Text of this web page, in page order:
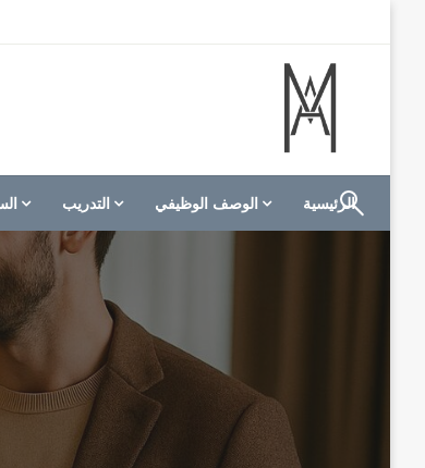
M A hotels | إم ايه هوتيلز
الموقع الأول للعاملين في الفنادق في العالم
الرئيسية الوصف الوظيفي التدريب